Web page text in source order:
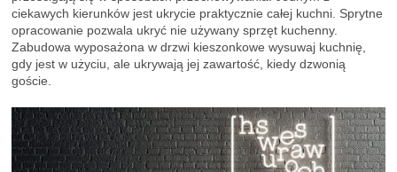
ciekawych kierunków jest ukrycie praktycznie całej kuchni. Sprytne
opracowanie pozwala ukryć nie używany sprzęt kuchenny.
Zabudowa wyposażona w drzwi kieszonkowe wysuwaj kuchnię,
gdy jest w użyciu, ale ukrywają jej zawartość, kiedy dzwonią
goście.